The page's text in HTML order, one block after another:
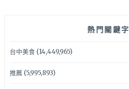
熱門關鍵字
台中美食(14,449,965)
推薦(5,995,893)